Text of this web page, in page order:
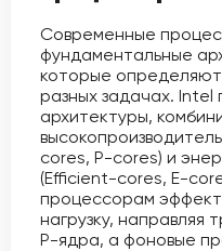
Современные
фундаментальные
которые определяют
разных задачах.
архитектуры,
cores, P-cores) и
(Efficient-cores, E-
процессорам
нагрузку, направляя
P-ядра, а фоновые